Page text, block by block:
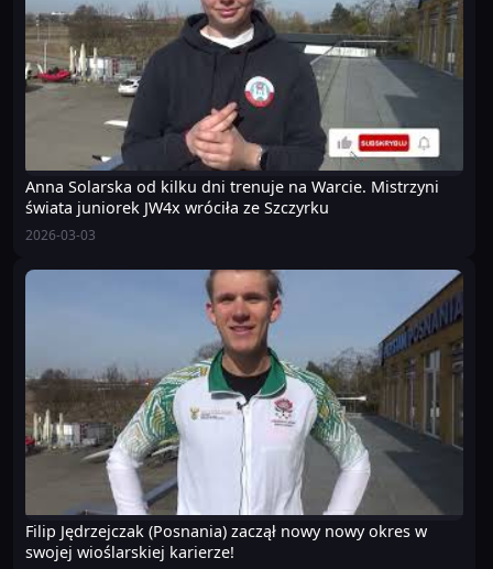
Anna Solarska od kilku dni trenuje na Warcie. Mistrzyni
świata juniorek JW4x wróciła ze Szczyrku
2026-03-03
Filip Jędrzejczak (Posnania) zaczął nowy nowy okres w
swojej wioślarskiej karierze!